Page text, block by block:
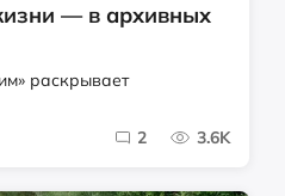
— в архивных
раскрывает
2 3.6K